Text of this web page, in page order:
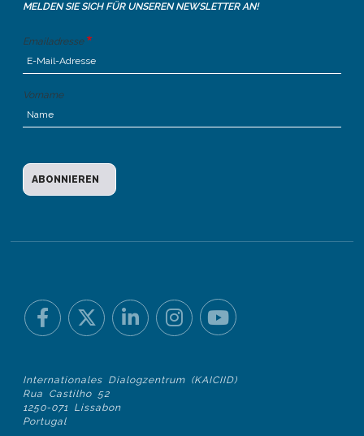
MELDEN SIE SICH FÜR UNSEREN NEWSLETTER AN!
Emailadresse
Vorname
Internationales Dialogzentrum (KAICIID)
Rua Castilho 52
1250-071 Lissabon
Portugal